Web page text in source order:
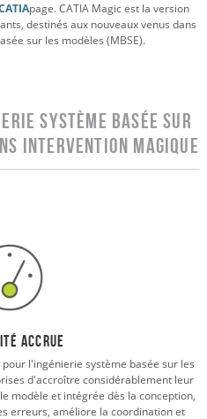
page. CATIA Magic est la version
destinés aux nouveaux venus dans
sur les modèles (MBSE).
système basée sur
intervention magique
accrue
l'ingénierie système basée sur les
d'accroître considérablement leur
modèle et intégrée dès la conception,
erreurs, améliore la coordination et